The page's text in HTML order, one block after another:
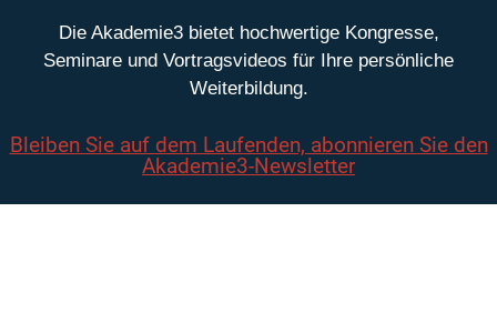
Die Akademie3 bietet hochwertige Kongresse,
Seminare und Vortragsvideos für Ihre persönliche
Weiterbildung.
Bleiben Sie auf dem Laufenden, abonnieren Sie den
Akademie3-Newsletter